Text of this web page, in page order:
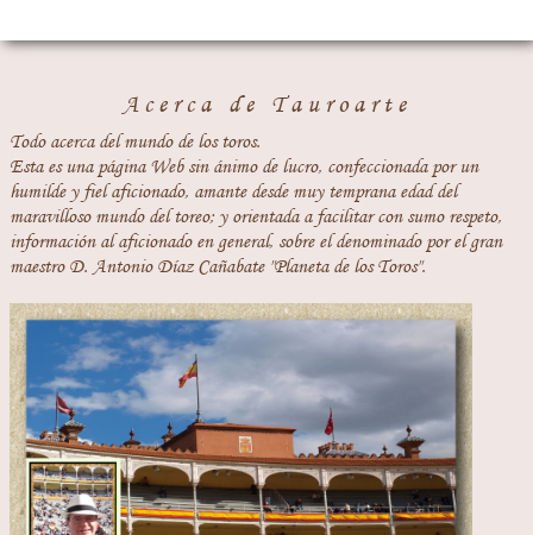
Acerca de Tauroarte
Todo acerca del mundo de los toros.
Esta es una página Web sin ánimo de lucro, confeccionada por un
humilde y fiel aficionado, amante desde muy temprana edad del
maravilloso mundo del toreo; y orientada a facilitar con sumo respeto,
información al aficionado en general, sobre el denominado por el gran
maestro D. Antonio Díaz Cañabate "Planeta de los Toros".